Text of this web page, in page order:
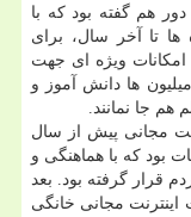
هم گفته بود كه با
ها تا آخر سال، برای
ویژه ای جهت
ها دانش آموز و
جا نمانند.
چارچوب ۱۰۰ گیگ اینترنت مجانی پیش از سال
بود كه با هماهنگی و
قرار گرفته بود. بعد
استفاده بسته ۱۰۰ گیگابایت اینترنت مجانی خانگی